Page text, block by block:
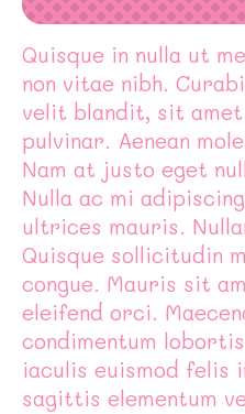
Quisque in nulla ut
non vitae nibh.
velit blandit, sit
pulvinar. Aenean
Nam at justo eget
Nulla ac mi
ultrices mauris.
Quisque sollicitudin
congue. Mauris sit
eleifend orci.
condimentum
iaculis euismod felis
sagittis elementum